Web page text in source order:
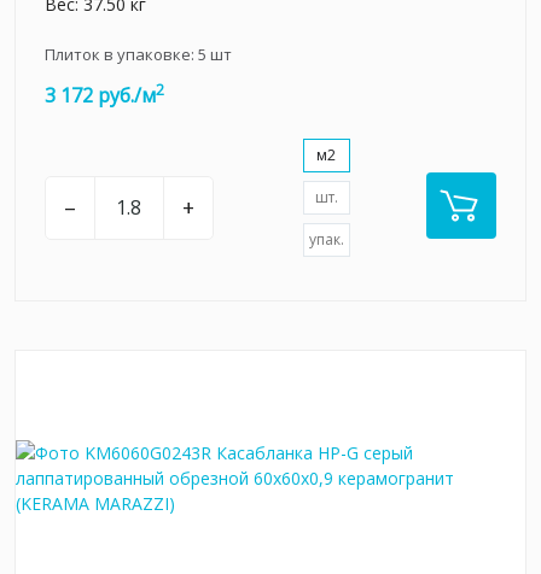
Вес: 37.50 кг
Плиток в упаковке: 5 шт
3 172 руб./м2
– +
м2
шт.
упак.